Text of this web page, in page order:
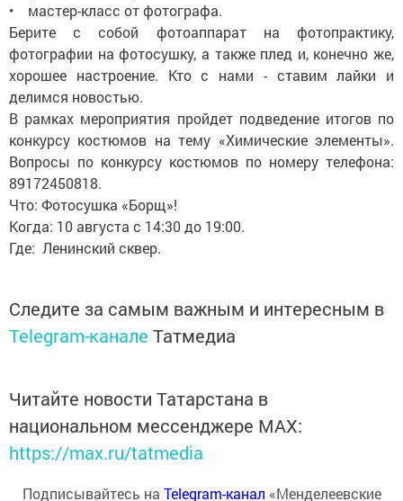
• мастер-класс от фотографа.
Берите с собой фотоаппарат на фотопрактику,
фотографии на фотосушку, а также плед и, конечно же,
хорошее настроение. Кто с нами - ставим лайки и
делимся новостью.
В рамках мероприятия пройдет подведение итогов по
конкурсу костюмов на тему «Химические элементы».
Вопросы по конкурсу костюмов по номеру телефона:
89172450818.
Что: Фотосушка «Борщ»!
Когда: 10 августа с 14:30 до 19:00.
Где: Ленинский сквер.
Следите за самым важным и интересным в
Telegram-канале Татмедиа
Читайте новости Татарстана в
национальном мессенджере MАХ:
https://max.ru/tatmedia
Подписывайтесь на Telegram-канал «Менделеевские